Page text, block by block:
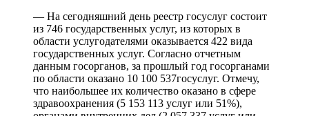
— На сегодняшний день реестр госуслуг состоит
из 746 государственных услуг, из которых в
области услугодателями оказывается 422 вида
государственных услуг. Согласно отчетным
данным госорганов, за прошлый год госорганами
по области оказано 10 100 537госуслуг. Отмечу,
что наибольшее их количество оказано в сфере
здравоохранения (5 153 113 услуг или 51%),